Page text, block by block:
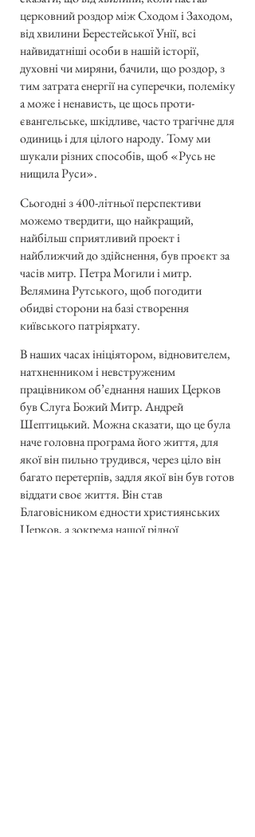
церковний роздор між Сходом і Заходом,
від хвилини Берестейської Унії, всі
найвидатніші особи в нашій історії,
духовні чи миряни, бачили, що роздор, з
тим затрата енергії на суперечки, полеміку
а може і ненависть, це щось проти-
євангельське, шкідливе, часто трагічне для
одиниць і для цілого народу. Тому ми
шукали різних способів, щоб «Русь не
нищила Руси».
Сьогодні з 400-літньої перспективи
можемо твердити, що найкращий,
найбільш сприятливий проект і
найближчий до здійснення, був проєкт за
часів митр. Петра Могили і митр.
Велямина Рутського, щоб погодити
обидві сторони на базі створення
київського патріярхату.
В наших часах ініціятором, відновителем,
натхненником і невструженим
працівником об’єднання наших Церков
був Слуга Божий Митр. Андрей
Шептицький. Можна сказати, що це була
наче головна програма його життя, для
якої він пильно трудився, через ціло він
багато перетерпів, задля якої він був готов
віддати своє життя. Він став
Благовісником єдности християнських
Церков, а зокрема нашої рідної